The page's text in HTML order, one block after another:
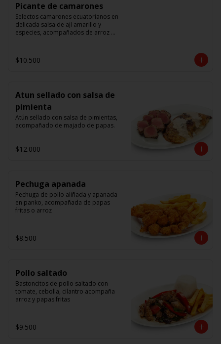
Picante de camarones
Selectos camarones ecuatorianos en
delicada salsa de ají amarillo y
especies, acompañados de arroz
$10.500
Atun sellado con salsa de
pimienta
Atún sellado con salsa de pimientas,
acompañado de majado de papas.
$12.000
Pechuga apanada
Pechuga de pollo aliñada y apanada
en panko, acompañada de papas
fritas o arroz
$8.500
Pollo saltado
Bastoncitos de pollo saltado con
tomate, cebolla, cilantro acompaña
arroz y papas fritas
$9.500